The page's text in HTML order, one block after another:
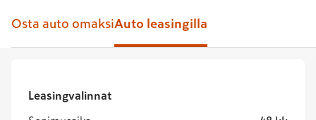
Osta auto omaksiAuto leasingilla
Leasingvalinnat